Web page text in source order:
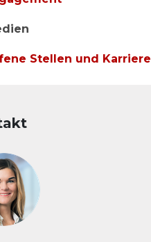
Stellen und Karriere